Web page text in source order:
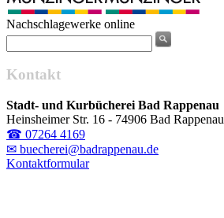
Nachschlagewerke online
Kontakt
Stadt- und Kurbücherei Bad Rappenau
Heinsheimer Str. 16 - 74906 Bad Rappenau
☎ 07264 4169
✉ buecherei@badrappenau.de
Kontaktformular